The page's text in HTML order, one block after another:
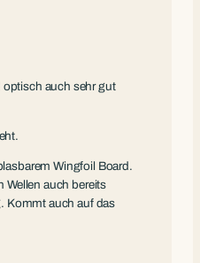
auch sehr gut
Wingfoil Board.
Wellen auch bereits
Kommt auch auf das